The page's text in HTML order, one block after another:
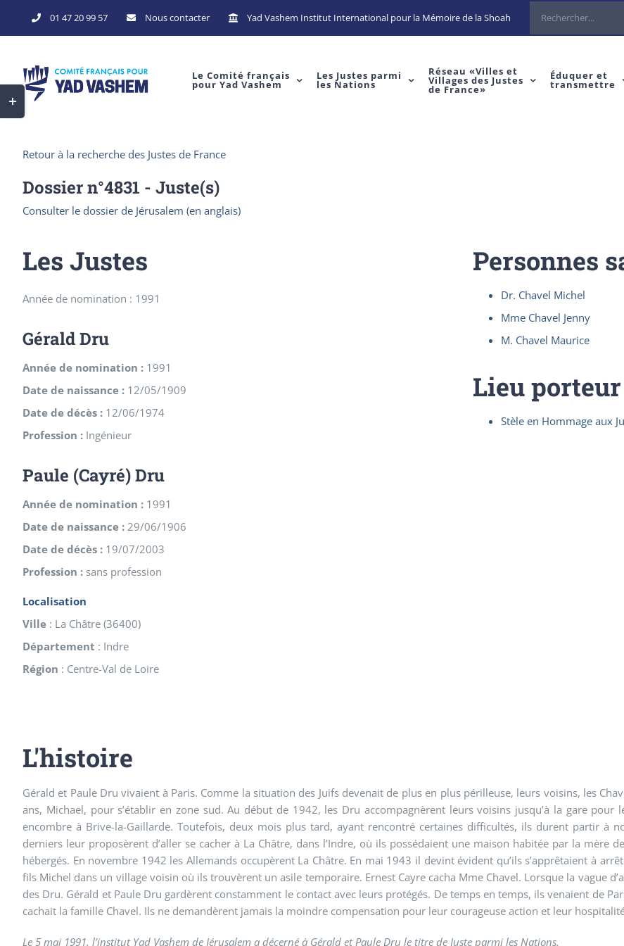
to
01 47 20 99 57 Nous contacter Yad Vashem Institut International pour la Mémoire de la Shoah Rechercher
Le Comité français
pour Yad Vashem
Les Justes parmi
les Nations
Réseau «Villes et
Villages des Justes
de France»
Éduquer et
transmettre
Retour à la recherche des Justes de France
Dossier n°4831 - Juste(s)
Consulter le dossier de Jérusalem (en anglais)
Les Justes
Année de nomination : 1991
Gérald Dru
Année de nomination : 1991
Date de naissance : 12/05/1909
Date de décès : 12/06/1974
Profession : Ingénieur
Paule (Cayré) Dru
Année de nomination : 1991
Date de naissance : 29/06/1906
Date de décès : 19/07/2003
Profession : sans profession
Localisation
Ville : La Châtre (36400)
Département : Indre
Région : Centre-Val de Loire
Personnes
Dr. Chavel Michel
Mme Chavel Jenny
M. Chavel Maurice
Lieu
Stèle en Hommage aux
L'histoire
Gérald et Paule Dru vivaient à Paris. Comme la situation des Juifs devenait de plus en plus périlleuse, leurs voisins, les
ans, Michael, pour s’établir en zone sud. Au début de 1942, les Dru accompagnèrent leurs voisins jusqu’à la gare
encombre à Brive-la-Gaillarde. Toutefois, deux mois plus tard, ayant rencontré certaines difficultés, ils durent partir à
derniers leur proposèrent d’aller se cacher à La Châtre, dans l’Indre, où ils possédaient une maison habitée par la mère
hébergés. En novembre 1942 les Allemands occupèrent La Châtre. En mai 1943 il devint évident qu’ils s’apprêtaient à
fils Michel dans un village voisin où ils trouvèrent un asile temporaire. Ernest Cayre cacha Mme Chavel. Lorsque la vague
des Dru. Gérald et Paule Dru gardèrent constamment le contact avec leurs protégés. De temps en temps, ils venaient de
cachait la famille Chavel. Ils ne demandèrent jamais la moindre compensation pour leur courageuse action et leur
Le 5 mai 1991, l’institut Yad Vashem de Jérusalem a décerné à Gérald et Paule Dru le titre de Juste parmi les Nations.
Toggle
Sliding